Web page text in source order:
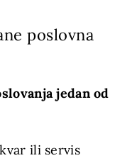
poslovna
jedan od
ili servis